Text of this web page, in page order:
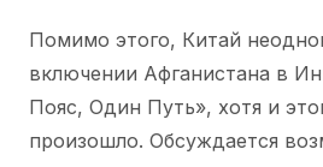
Помимо этого, Китай
включении Афганистана в
Пояс, Один Путь», хотя и
произошло. Обсуждается